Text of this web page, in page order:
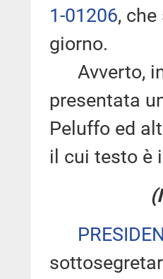
1-01206,
giorno.
Avverto,
presentata
Peluffo ed
il cui testo è